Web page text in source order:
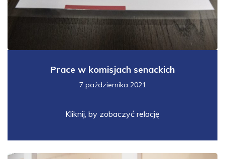
Prace w komisjach senackich
7 października 2021
Kliknij, by zobaczyć relację